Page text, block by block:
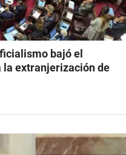
bajó el
la extranjerización de